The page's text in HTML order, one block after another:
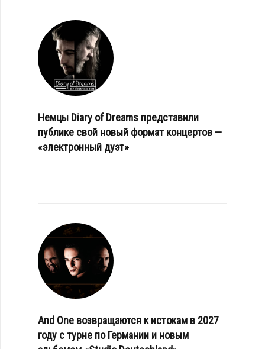
Немцы Diary of Dreams представили
публике свой новый формат концертов —
«электронный дуэт»
And One возвращаются к истокам в 2027
году с турне по Германии и новым